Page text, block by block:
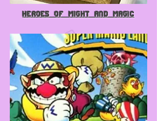
Heroes of Might and Magic